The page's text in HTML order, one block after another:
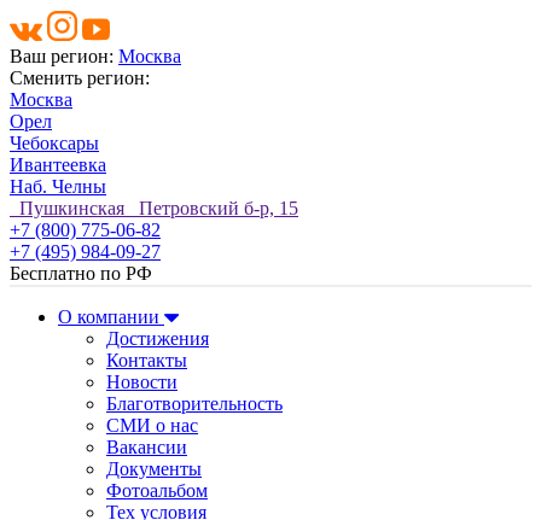
Ваш регион: Москва
Сменить регион:
Москва
Орел
Чебоксары
Ивантеевка
Наб. Челны
Пушкинская Петровский б-р, 15
+7 (800) 775-06-82
+7 (495) 984-09-27
Бесплатно по РФ
О компании
Достижения
Контакты
Новости
Благотворительность
СМИ о нас
Вакансии
Документы
Фотоальбом
Тех условия